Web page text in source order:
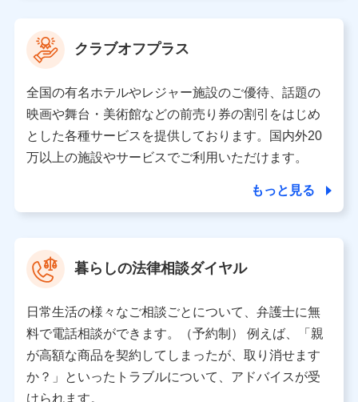
当社は利用目的の達成に必要な範囲内において個人情報
の取り扱いの全部または一部を委託する場合がありま
す。
個人データの共同利用
当社は株式会社NTTドコモとの間で、以下のとおり個
人データを共同利用します。
氏名、電話番号、メールアドレス、お客さまの識別子、属
性、連絡先、dポイントサービスのご利用に関する情報。例
として、dポイントカード番号、性別、年齢、家族構成、住
所、dポイント残高、dポイント利用履歴などが含まれます。
利用情報
当社又は株式会社NTTドコモが提供する各種サービスなどの
ご契約・ご利用などに関する情報。例として、当社又は株式
会社NTTドコモが提供する各種サービスのご契約状態・ご利
用履歴インターネット利用時の行動に関する情報、アプリケ
ーション利用時の行動に関する情報、購入されたサービスや
クラブオフプラス
全国の有名ホテルやレジャー施設のご優待、話題の
映画や舞台・美術館などの前売り券の割引をはじめ
とした各種サービスを提供しております。国内外20
万以上の施設やサービスでご利用いただけます。
もっと見る
暮らしの法律相談ダイヤル
日常生活の様々なご相談ごとについて、弁護士に無
料で電話相談ができます。（予約制） 例えば、「親
が高額な商品を契約してしまったが、取り消せます
か？」といったトラブルについて、アドバイスが受
けられます。